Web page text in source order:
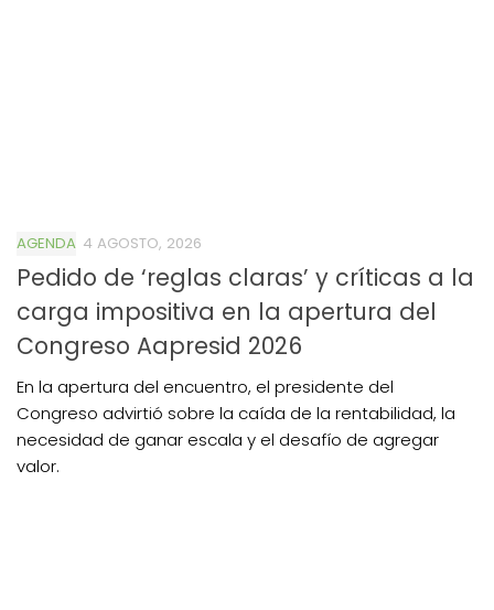
AGENDA 4 AGOSTO, 2026
Pedido de ‘reglas claras’ y críticas a la
carga impositiva en la apertura del
Congreso Aapresid 2026
En la apertura del encuentro, el presidente del
Congreso advirtió sobre la caída de la rentabilidad, la
necesidad de ganar escala y el desafío de agregar
valor.